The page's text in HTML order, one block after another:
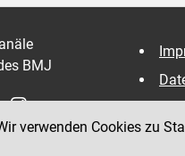
BMJ
verwenden Cookies zu